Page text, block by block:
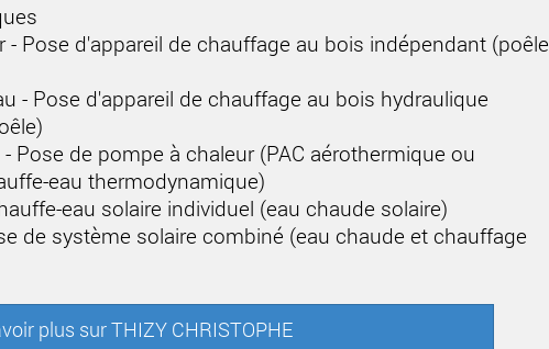
- Pose d'appareil de chauffage au bois indépendant (poêle
- Pose d'appareil de chauffage au bois hydraulique
- Pose de pompe à chaleur (PAC aérothermique ou
eau thermodynamique)
eau solaire individuel (eau chaude solaire)
de système solaire combiné (eau chaude et chauffage
plus sur THIZY CHRISTOPHE